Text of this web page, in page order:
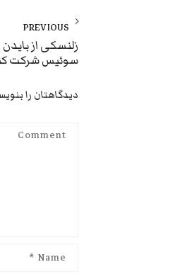
راهبری
نوشته
PREVIOUS
Previous
post:
زلنسکی از
سوئیس شرکت
دیدگاهتان را